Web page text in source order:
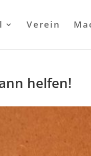
Verein
helfen!